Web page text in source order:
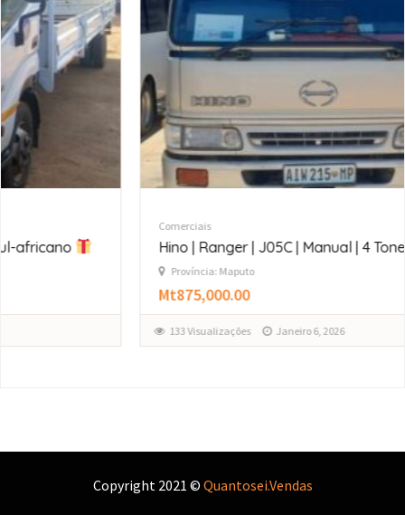
Hino | Ranger | J05C | Manual | 4 Toneladas
Janeiro 6, 2026
Copyright 2021 © Quantosei.Vendas